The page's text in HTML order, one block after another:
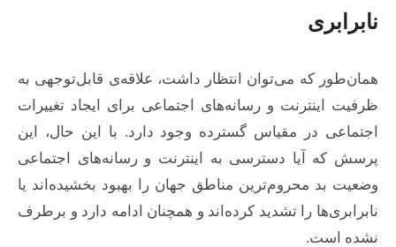
نابرابری
همان‌طور که می‌توان انتظار داشت، علاقه‌ی قابل‌توجهی به
ظرفیت اینترنت و رسانه‌های اجتماعی برای ایجاد تغییرات
اجتماعی در مقیاس گسترده وجود دارد. با این حال، این
پرسش که آیا دسترسی به اینترنت و رسانه‌های اجتماعی
وضعیت بد محروم‌ترین مناطق جهان را بهبود بخشیده‌اند یا
نابرابری‌ها را تشدید کرده‌اند و همچنان ادامه دارد و برطرف
نشده است.